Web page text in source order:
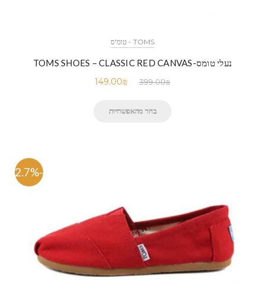
TOMS - טומ'ס
נעלי טומס-TOMS SHOES – CLASSIC RED CANVAS
399.00₪
149.00₪
בחר מהאפשרויות
-62.7%